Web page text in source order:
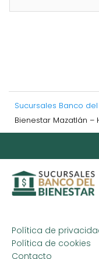
Sucursales Banco
Bienestar Mazatlán
Política de
Política de cookies
Contacto